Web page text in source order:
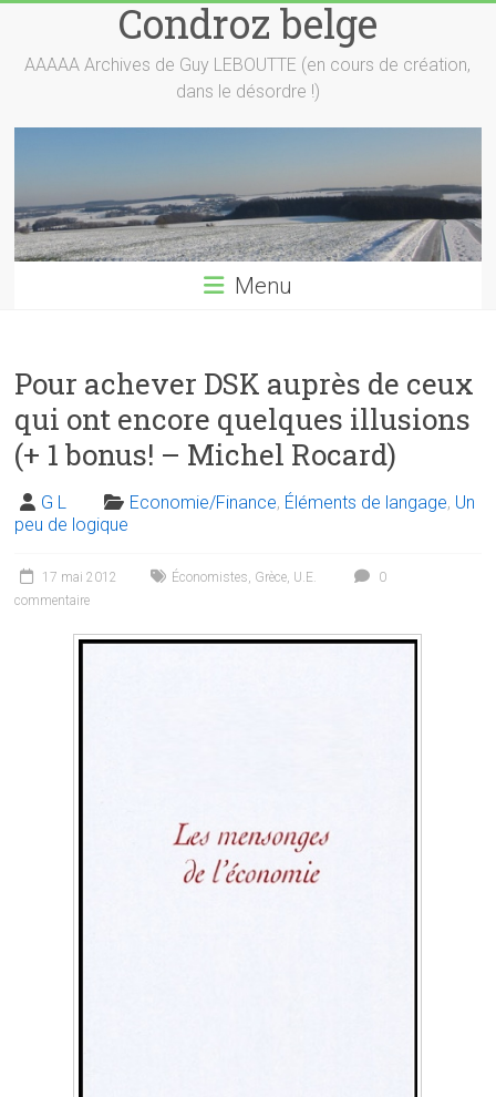
content
Condroz belge
AAAAA Archives de Guy LEBOUTTE (en cours de création,
dans le désordre !)
Menu
Pour achever DSK auprès de ceux
qui ont encore quelques illusions
(+ 1 bonus! – Michel Rocard)
G L Economie/Finance, Éléments de langage, Un
peu de logique
17 mai 2012 Économistes, Grèce, U.E.
0
commentaire